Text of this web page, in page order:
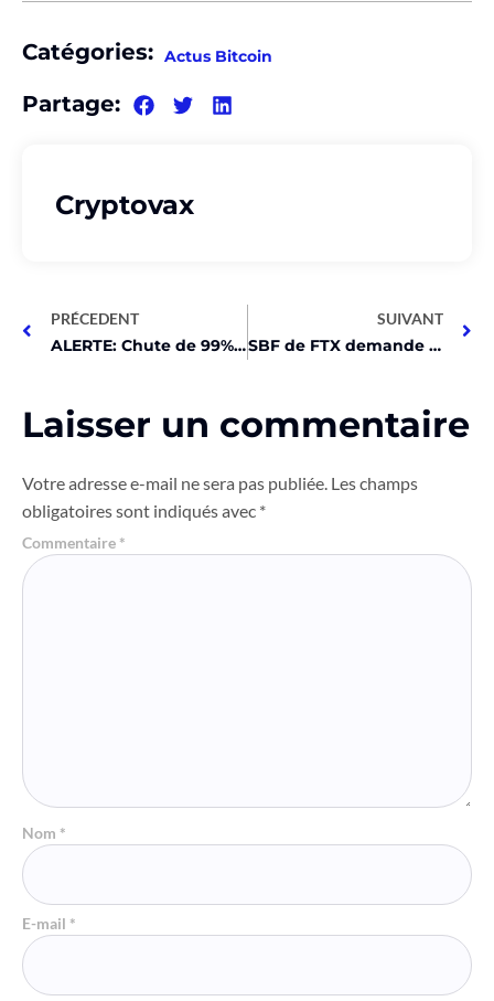
Catégories: Actus Bitcoin
Partage:
Cryptovax
PRÉCEDENT
ALERTE: Chute de 99% du token Serenity Shield suite à un piratage!
SUIVANT
SBF de FTX demande 6 ans de prison et conseille Solana aux gardiens!
Laisser un commentaire
Votre adresse e-mail ne sera pas publiée. Les champs
obligatoires sont indiqués avec *
Commentaire *
Nom *
E-mail *